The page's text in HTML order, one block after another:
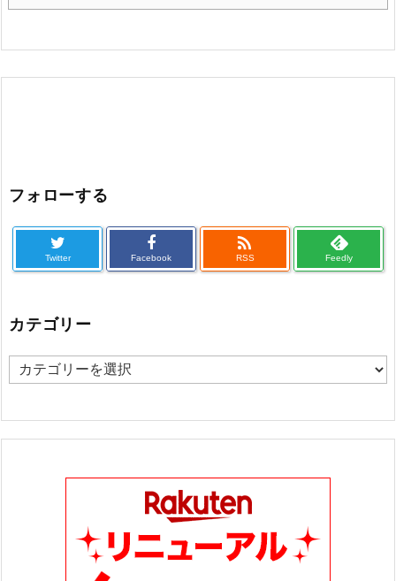
フォローする
Twitter Facebook

RSS Feedly
カテゴリー
カ
ゴ